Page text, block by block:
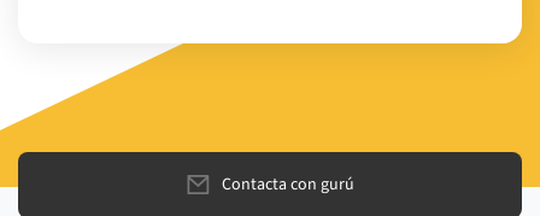
Contacta con gurú